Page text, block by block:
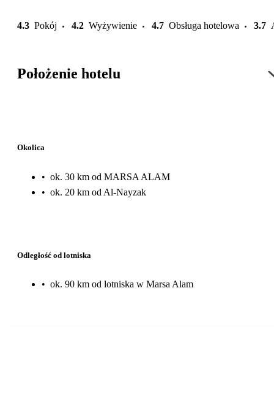
4.3 Pokój 4.2 Wyżywienie 4.7 Obsługa hotelowa 3.7
Położenie hotelu
Okolica
• ok. 30 km od MARSA ALAM
• ok. 20 km od Al-Nayzak
Odległość od lotniska
• ok. 90 km od lotniska w Marsa Alam